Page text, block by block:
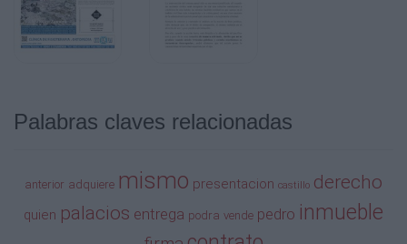
Palabras claves relacionadas
anterior adquiere mismo presentacion castillo derecho
quien palacios entrega podra vende pedro inmueble